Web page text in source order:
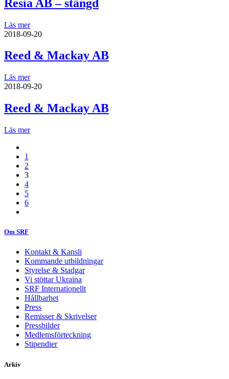
Resia AB – stängd
Läs mer
2018-09-20
Reed & Mackay AB
Läs mer
2018-09-20
Reed & Mackay AB
Läs mer
1
2
3
4
5
6
Om SRF
Kontakt & Kansli
Kommande utbildningar
Styrelse & Stadgar
Vi stöttar Ukraina
SRF Internationellt
Hållbarhet
Press
Remisser & Skrivelser
Pressbilder
Medlemsförteckning
Stipendier
Arkiv